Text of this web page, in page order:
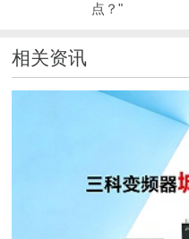
点？"
相关资讯